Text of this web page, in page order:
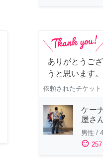
ありがとうご
うと思います
依頼されたチケット
ケー
屋さ
男性 /
sentiment_satisfied 257